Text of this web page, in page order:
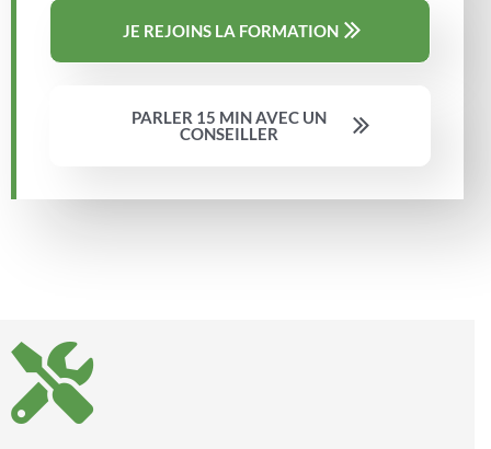
JE REJOINS LA FORMATION
PARLER 15 MIN AVEC UN
CONSEILLER